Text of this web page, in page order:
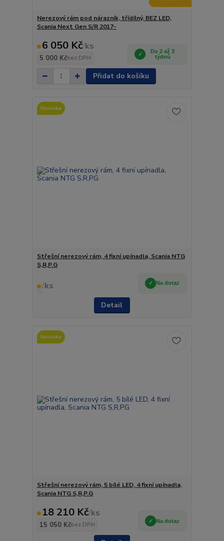
Nerezový rám pod nárazník, třídílný, BEZ LED,
Scania Next Gen S/R 2017-
6 050 Kč/ks
5 000 Kčbez DPH
Do 2 až 3
týdnů
Přidat do košíku
Novinka
Střešní nerezový rám, 4 fixní upínadla, Scania NTG
S,R,P.G
/ks Na dotaz
Detail
Novinka
Střešní nerezový rám, 5 bílé LED, 4 fixní upínadla,
Scania NTG S,R,P.G
18 210 Kč/ks
15 050 Kčbez DPH
Na dotaz